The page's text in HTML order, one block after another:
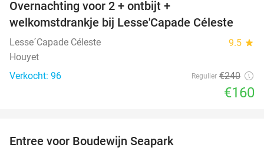
Overnachting voor 2 + ontbijt +
welkomstdrankje bij Lesse'Capade Céleste
Lesse´Capade Céleste 9.5 star
Houyet
Verkocht: 96
Regulier €240
€160
Entree voor Boudewijn Seapark